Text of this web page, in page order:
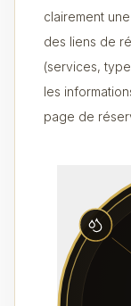
clairement
des liens de
(services,
les
page de